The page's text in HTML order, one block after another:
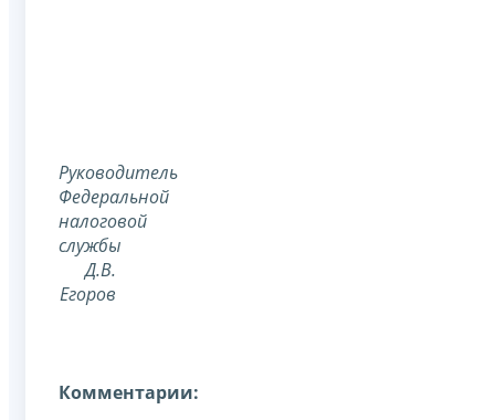
Руководитель
Федеральной
налоговой
службы
Д.В.
Егоров
Комментарии: